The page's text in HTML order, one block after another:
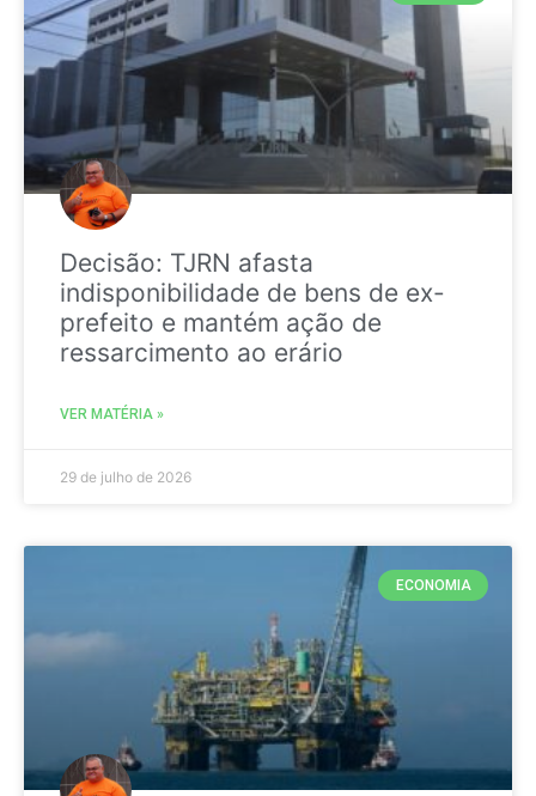
Decisão: TJRN afasta
indisponibilidade de bens de ex-
prefeito e mantém ação de
ressarcimento ao erário
VER MATÉRIA »
29 de julho de 2026
ECONOMIA